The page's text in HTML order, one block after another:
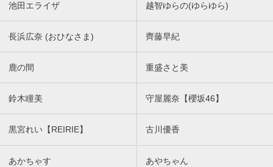
池田エライザ 越智ゆらの(ゆらゆら)
長浜広奈 (おひなさま) 齊藤早紀
鹿の間 重盛さと美
鈴木瞳美 守屋麗奈【櫻坂46】
黒宮れい【REIRIE】 古川優香
あかちゃす あやちゃん